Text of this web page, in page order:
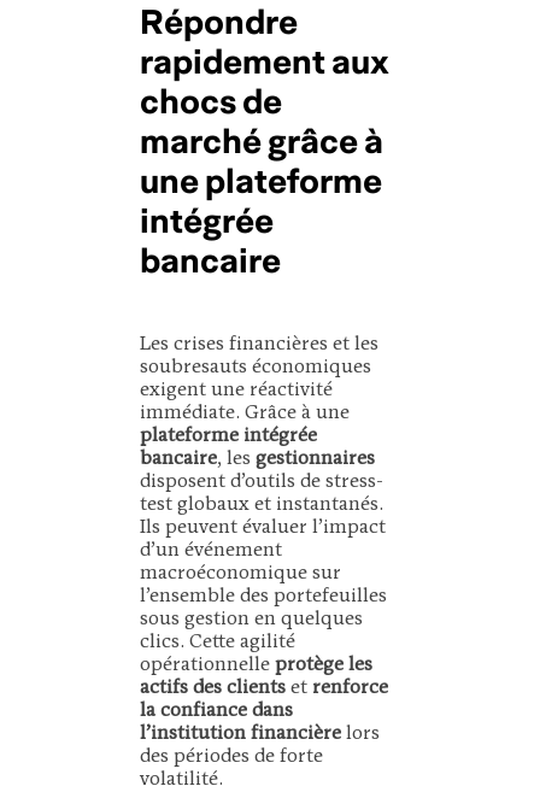
Répondre
rapidement aux
chocs de
marché grâce à
une plateforme
intégrée
bancaire
Les crises financières et les
soubresauts économiques
exigent une réactivité
immédiate. Grâce à une
plateforme intégrée
bancaire, les gestionnaires
disposent d’outils de stress-
test globaux et instantanés.
Ils peuvent évaluer l’impact
d’un événement
macroéconomique sur
l’ensemble des portefeuilles
sous gestion en quelques
clics. Cette agilité
opérationnelle protège les
actifs des clients et renforce
la confiance dans
l’institution financière lors
des périodes de forte
volatilité.